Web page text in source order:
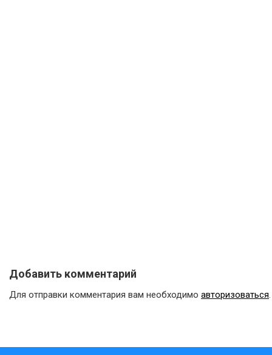
Добавить комментарий
Для отправки комментария вам необходимо авторизоваться.